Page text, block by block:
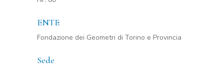
ENTE
Fondazione dei Geometri di Torino e Provincia
Sede